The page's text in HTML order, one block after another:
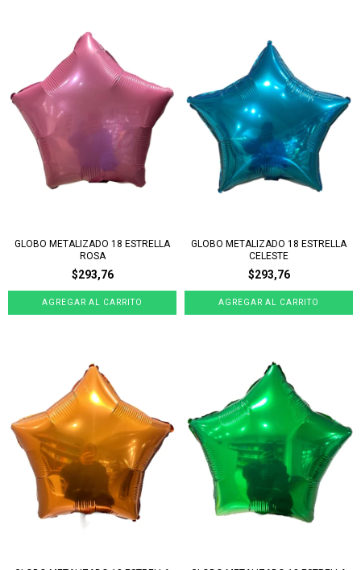
GLOBO METALIZADO 18 ESTRELLA
ROSA
$293,76
GLOBO METALIZADO 18 ESTRELLA
CELESTE
$293,76